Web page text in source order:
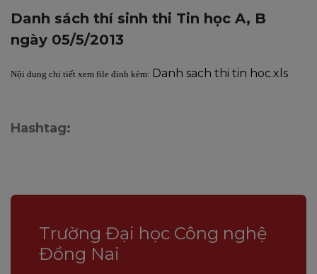
Danh sách thí sinh thi Tin học A, B
ngày 05/5/2013
Nội dung chi tiết xem file đính kèm: Danh sach thi tin hoc.xls
Hashtag:
Trường Đại học Công nghệ
Đồng Nai